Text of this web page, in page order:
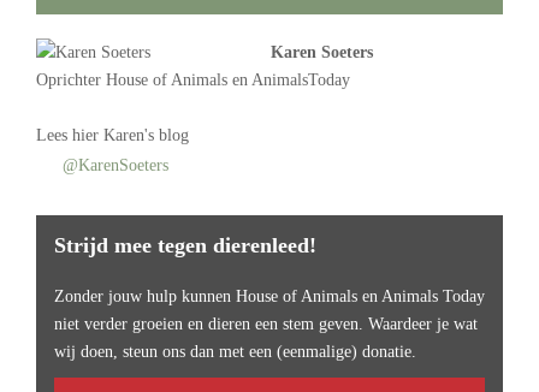
Karen Soeters
Oprichter House of Animals en AnimalsToday
Lees hier Karen's blog
@KarenSoeters
Strijd mee tegen dierenleed!
Zonder jouw hulp kunnen House of Animals en Animals Today
niet verder groeien en dieren een stem geven. Waardeer je wat
wij doen, steun ons dan met een (eenmalige) donatie.